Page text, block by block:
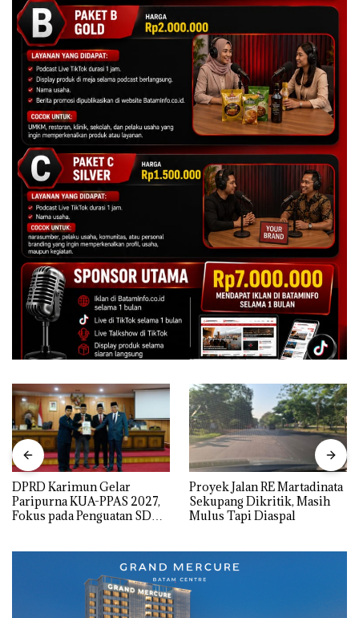
DPRD Karimun Gelar
Paripurna KUA-PPAS 2027,
Fokus pada Penguatan SDM,
Proyek Jalan RE Martadinata
Sekupang Dikritik, Masih
Mulus Tapi Diaspal